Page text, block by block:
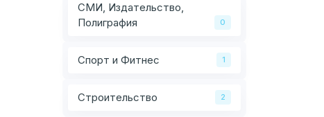
СМИ, Издательство,
Полиграфия
0
Спорт и Фитнес 1
Строительство 2